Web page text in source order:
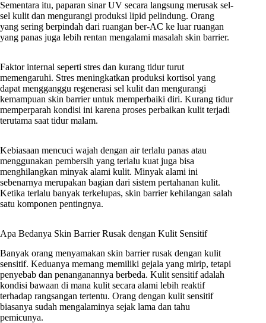
Sementara itu, paparan sinar UV secara langsung merusak sel-
sel kulit dan mengurangi produksi lipid pelindung. Orang
yang sering berpindah dari ruangan ber-AC ke luar ruangan
yang panas juga lebih rentan mengalami masalah skin barrier.
Faktor internal seperti stres dan kurang tidur turut
memengaruhi. Stres meningkatkan produksi kortisol yang
dapat mengganggu regenerasi sel kulit dan mengurangi
kemampuan skin barrier untuk memperbaiki diri. Kurang tidur
memperparah kondisi ini karena proses perbaikan kulit terjadi
terutama saat tidur malam.
Kebiasaan mencuci wajah dengan air terlalu panas atau
menggunakan pembersih yang terlalu kuat juga bisa
menghilangkan minyak alami kulit. Minyak alami ini
sebenarnya merupakan bagian dari sistem pertahanan kulit.
Ketika terlalu banyak terkelupas, skin barrier kehilangan salah
satu komponen pentingnya.
Apa Bedanya Skin Barrier Rusak dengan Kulit Sensitif
Banyak orang menyamakan skin barrier rusak dengan kulit
sensitif. Keduanya memang memiliki gejala yang mirip, tetapi
penyebab dan penanganannya berbeda. Kulit sensitif adalah
kondisi bawaan di mana kulit secara alami lebih reaktif
terhadap rangsangan tertentu. Orang dengan kulit sensitif
biasanya sudah mengalaminya sejak lama dan tahu
pemicunya.